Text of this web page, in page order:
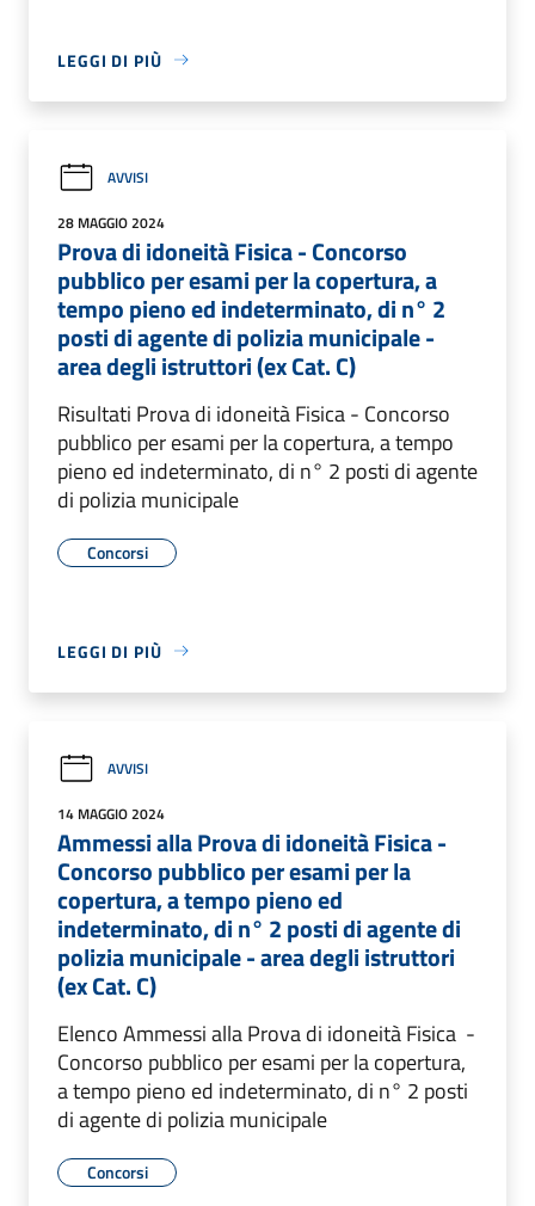
LEGGI DI PIÙ
AVVISI
28 MAGGIO 2024
Prova di idoneità Fisica - Concorso
pubblico per esami per la copertura, a
tempo pieno ed indeterminato, di n° 2
posti di agente di polizia municipale -
area degli istruttori (ex Cat. C)
Risultati Prova di idoneità Fisica - Concorso
pubblico per esami per la copertura, a tempo
pieno ed indeterminato, di n° 2 posti di agente
di polizia municipale
Concorsi
LEGGI DI PIÙ
AVVISI
14 MAGGIO 2024
Ammessi alla Prova di idoneità Fisica -
Concorso pubblico per esami per la
copertura, a tempo pieno ed
indeterminato, di n° 2 posti di agente di
polizia municipale - area degli istruttori
(ex Cat. C)
Elenco Ammessi alla Prova di idoneità Fisica -
Concorso pubblico per esami per la copertura,
a tempo pieno ed indeterminato, di n° 2 posti
di agente di polizia municipale
Concorsi